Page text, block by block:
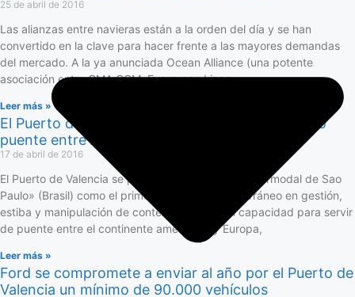
25 de abril de 2016
Las alianzas entre navieras están a la orden del día y se han
convertido en la clave para hacer frente a las mayores demandas
del mercado. A la ya anunciada Ocean Alliance (una potente
asociación entre CMA CGM, Evergreen Lines,
Leer más »
El Puerto de Valencia se presenta en Brasil como
puente entre América y Europa
17 de abril de 2016
El Puerto de Valencia se presentará en la feria «Intermodal de Sao
Paulo» (Brasil) como el primer puerto del Mediterráneo en gestión,
estiba y manipulación de contenedores y con capacidad para servir
de puente entre el continente americano y Europa,
Leer más »
Ford se compromete a enviar al año por el Puerto de
Valencia un mínimo de 90.000 vehículos